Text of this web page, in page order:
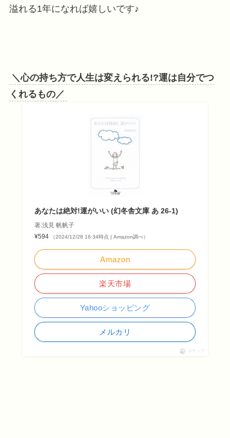
溢れる1年になれば嬉しいです♪
＼心の持ち方で人生は変えられる!?運は自分でつ
くれるもの／
あなたは絶対!運がいい (幻冬舎文庫 あ 26-1)
著:浅見 帆帆子
¥594
（2024/12/28 16:34時点 | Amazon調べ）
Amazon
楽天市場
Yahooショッピング
メルカリ
ポチップ